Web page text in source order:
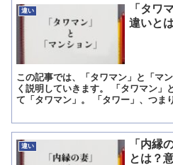
違い
「タワ
違いと
この記事では、「タワマン」と「マ
く説明していきます。 「タワマン」
て「タワマン」。 「タワー」、つま
違い
「内縁
とは？